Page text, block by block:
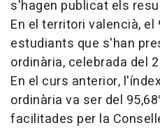
s'hagen publicat els
En el territori valencià,
estudiants que s'han
ordinària, celebrada del
En el curs anterior,
ordinària va ser del
facilitades per la